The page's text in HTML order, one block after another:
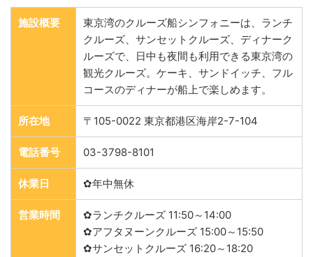
施設概要
東京湾のクルーズ船シンフォニーは、ランチ
クルーズ、サンセットクルーズ、ディナーク
ルーズで、日中も夜間も利用できる東京湾の
観光クルーズ。ケーキ、サンドイッチ、フル
コースのディナーが船上で楽しめます。
所在地 〒105-0022 東京都港区海岸2-7-104
電話番号 03-3798-8101
休業日 ✿年中無休
営業時間
✿ランチクルーズ 11:50～14:00
✿アフタヌーンクルーズ 15:00～15:50
✿サンセットクルーズ 16:20～18:20